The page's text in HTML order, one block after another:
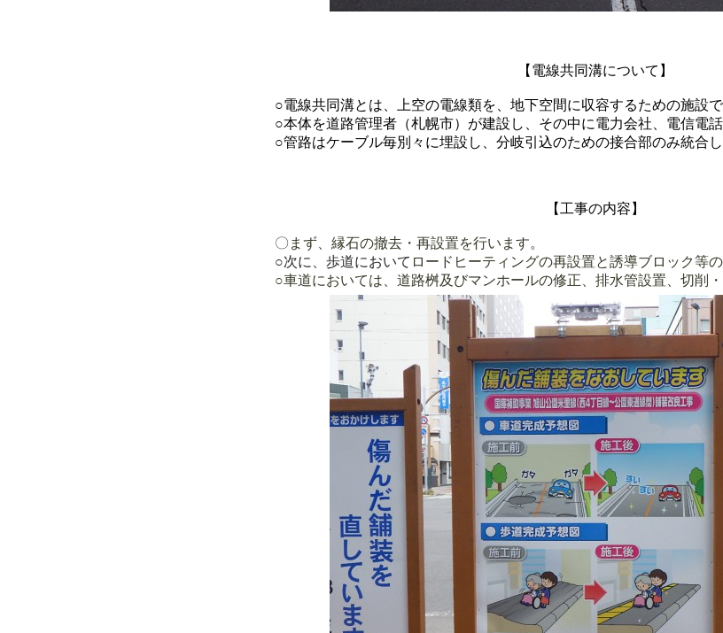
【 電線共同溝について】
○電線共同溝とは、上空の電線類を、地下空間に収容するための施設で
○本体を道路管理者（札幌市）が建設し、その中に電力会社、電信電話会社、有
○管路はケーブル毎別々に埋設し、分岐引込のための接合部のみ統合して
【工事の内容 】
〇まず、 縁石の撤去・再設置を行います。
○次に、歩道において ロードヒーティングの再設置と誘導ブロック等
○車道においては、道路桝及びマンホールの修正、排水管設置、切削・オー